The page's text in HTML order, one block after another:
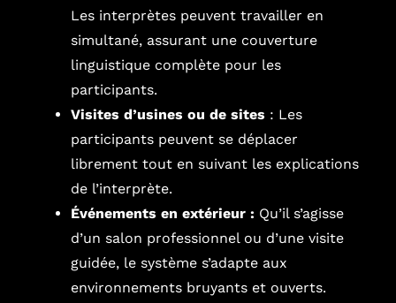
Les interprètes peuvent travailler en
simultané, assurant une couverture
linguistique complète pour les
participants.
Visites d’usines ou de sites : Les
participants peuvent se déplacer
librement tout en suivant les explications
de l’interprète.
Événements en extérieur : Qu’il s’agisse
d’un salon professionnel ou d’une visite
guidée, le système s’adapte aux
environnements bruyants et ouverts.